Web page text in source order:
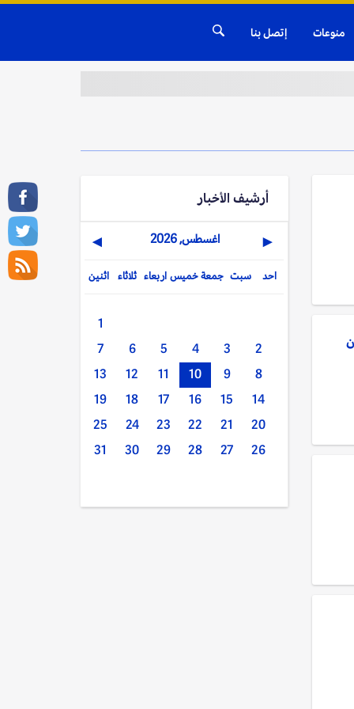
منوعات إتصل بنا
أرشيف الأخبار
◀ اغسطس, 2026 ▶
اثنين ثلاثاء اربعاء خميس جمعة سبت احد
1
2
3
4
5
6
7
8
9
10
11
12
13
14
15
16
17
18
19
20
21
22
23
24
25
26
27
28
29
30
31